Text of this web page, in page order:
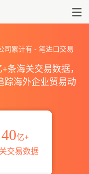
司累计有 - 笔进口交易
条海关交易数据，
踪海外企业贸易动
40亿+
交易数据